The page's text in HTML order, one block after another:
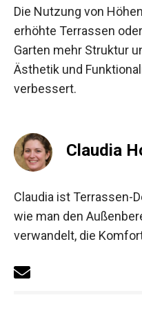
Die Nutzung von
erhöhte Terrassen
Garten mehr Struktur
Ästhetik und
verbessert.
Claudia
Claudia ist Terrassen-
wie man den
verwandelt, die